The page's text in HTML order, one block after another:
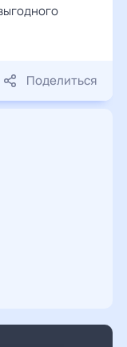
Поделиться